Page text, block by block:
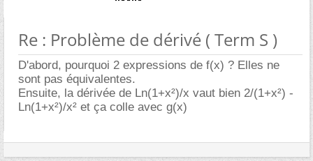
Re : Problème de dérivé ( Term S )
D'abord, pourquoi 2 expressions de f(x) ? Elles ne
sont pas équivalentes.
Ensuite, la dérivée de Ln(1+x²)/x vaut bien 2/(1+x²) -
Ln(1+x²)/x² et ça colle avec g(x)